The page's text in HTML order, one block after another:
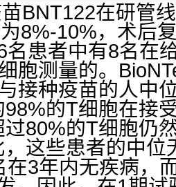
BNT122在研管
8%-10%，术后
患者中有8名在
胞测量的。
接种疫苗的人中
的T细胞在接
80%的T细胞仍
这些患者的中位
3年内无疾病，